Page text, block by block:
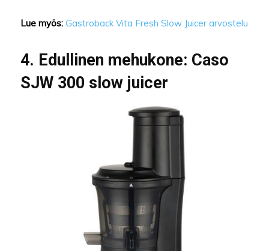
Lue myös: Gastroback Vita Fresh Slow Juicer arvostelu
4. Edullinen mehukone: Caso
SJW 300 slow juicer